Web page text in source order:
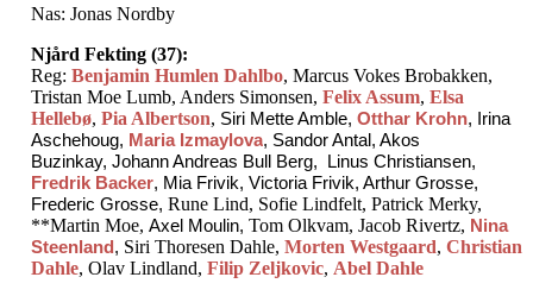
Nas: Jonas Nordby
Njård Fekting (37):
Reg: Benjamin Humlen Dahlbo, Marcus Vokes Brobakken,
Tristan Moe Lumb, Anders Simonsen, Felix Assum, Elsa
Hellebø, Pia Albertson, Siri Mette Amble, Otthar Krohn, Irina
Aschehoug, Maria Izmaylova, Sandor Antal, Akos
Buzinkay, Johann Andreas Bull Berg, Linus Christiansen,
Fredrik Backer, Mia Frivik, Victoria Frivik, Arthur Grosse,
Frederic Grosse, Rune Lind, Sofie Lindfelt, Patrick Merky,
**Martin Moe, Axel Moulin, Tom Olkvam, Jacob Rivertz, Nina
Steenland, Siri Thoresen Dahle, Morten Westgaard, Christian
Dahle, Olav Lindland, Filip Zeljkovic, Abel Dahle